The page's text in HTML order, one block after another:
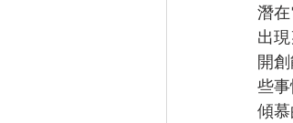
潛
出
開
些
傾